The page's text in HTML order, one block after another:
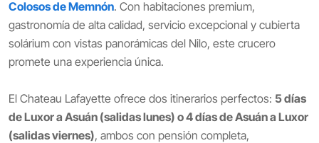
Colosos de Memnón. Con habitaciones premium,
gastronomía de alta calidad, servicio excepcional y cubierta
solárium con vistas panorámicas del Nilo, este crucero
promete una experiencia única.
El Chateau Lafayette ofrece dos itinerarios perfectos: 5 días
de Luxor a Asuán (salidas lunes) o 4 días de Asuán a Luxor
(salidas viernes), ambos con pensión completa,